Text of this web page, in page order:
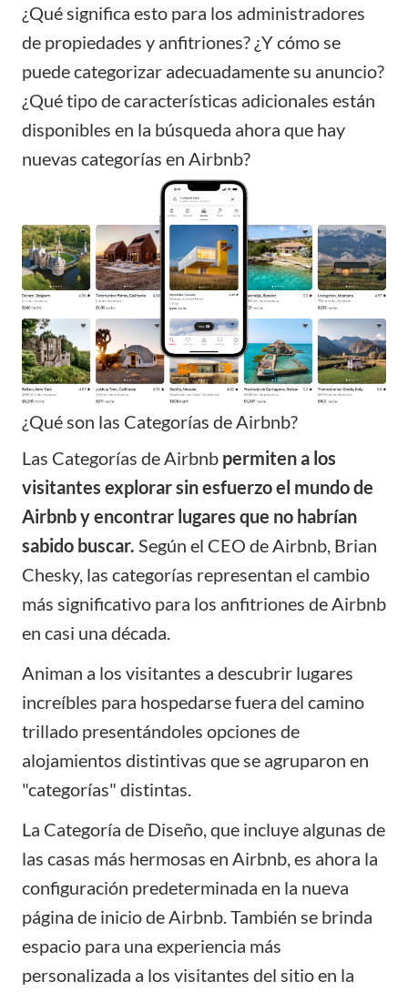
¿Qué significa esto para los administradores
de propiedades y anfitriones? ¿Y cómo se
puede categorizar adecuadamente su anuncio?
¿Qué tipo de características adicionales están
disponibles en la búsqueda ahora que hay
nuevas categorías en Airbnb?
¿Qué son las Categorías de Airbnb?
Las Categorías de Airbnb permiten a los
visitantes explorar sin esfuerzo el mundo de
Airbnb y encontrar lugares que no habrían
sabido buscar. Según el CEO de Airbnb, Brian
Chesky, las categorías representan el cambio
más significativo para los anfitriones de Airbnb
en casi una década.
Animan a los visitantes a descubrir lugares
increíbles para hospedarse fuera del camino
trillado presentándoles opciones de
alojamientos distintivas que se agruparon en
"categorías" distintas.
La Categoría de Diseño, que incluye algunas de
las casas más hermosas en Airbnb, es ahora la
configuración predeterminada en la nueva
página de inicio de Airbnb. También se brinda
espacio para una experiencia más
personalizada a los visitantes del sitio en la